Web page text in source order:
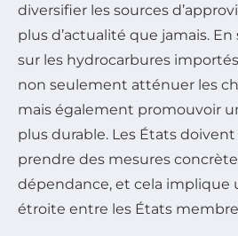
diversifier les sources
plus d’actualité que jamais.
sur les hydrocarbures
non seulement atténuer les
mais également promouvoir
plus durable. Les États doivent
prendre des mesures
dépendance, et cela implique
étroite entre les États